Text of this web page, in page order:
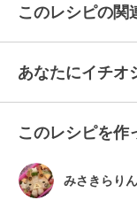
このレシピの関
あなたにイチオ
このレシピを作
みさきらり